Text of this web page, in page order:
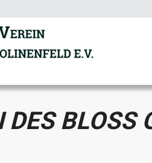
BLOSS
Mehr